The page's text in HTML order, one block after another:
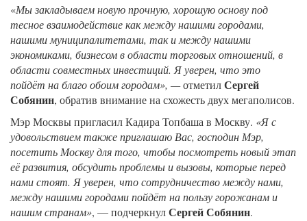
«Мы закладываем новую прочную, хорошую основу под
тесное взаимодействие как между нашими городами,
нашими муниципалитетами, так и между нашими
экономиками, бизнесом в области торговых отношений, в
области совместных инвестиций. Я уверен, что это
пойдёт на благо обоим городам», —отметилСергей
Собянин, обратив внимание на схожесть двух мегаполисов.
Мэр Москвы пригласил Кадира Топбаша в Москву. «Я с
удовольствием также приглашаю Вас, господин Мэр,
посетить Москву для того, чтобы посмотреть новый этап
её развития, обсудить проблемы и вызовы, которые перед
нами стоят. Я уверен, что сотрудничество между нами,
между нашими городами пойдёт на пользу горожанам и
нашим странам», — подчеркнулСергей Собянин.